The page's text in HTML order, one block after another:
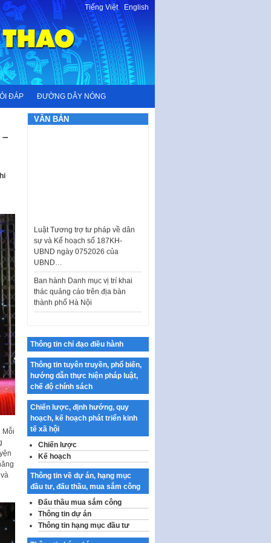
Tiếng Việt-English
ĐÁP ĐƯỜNG DÂY NÓNG
–
Mỗi
VĂN BẢN
UBND ngày 0752026 của
UBND…
Ban hành Danh mục vị trí khai
thác quảng cáo trên địa bàn
thành phố Hà Nội
Kế hoạch Tổ chức Cuộc thi
chính luận về bảo vệ nền tảng tư
Công bố công khai dự toán kinh
phí xây dựng pháp luật, hoàn
thiện thể chế, chính…
Quy định về nghiên cứu, ứng
dụng khoa học, công nghệ, đổi
mới sáng tạo và chuyển…
Quy định chi tiết và hướng dẫn
thi hành một số điều của Luật Lý
lịch tư…
Sửa đổi, bổ sung một số nội
dung tại Nghị quyết số 30/NQ-
CP ngày 24 tháng 02…
Ban hành Chương trình hành
động của Chính phủ thực hiện
Nghị quyết số 02-NQ/TW ngày
17…
Thông tin chỉ đạo điều hành
Thông tin tuyên truyền, phổ biến,
hướng dẫn thực hiện pháp luật,
chế độ chính sách
Chiến lược, định hướng, quy
hoạch, kế hoạch phát triển kinh
tế xã hội
Chiến lược
Kế hoạch
Thông tin về dự án, hạng mục
đầu tư, đấu thầu, mua sắm công
Đấu thầu mua sắm công
Thông tin dự án
Thông tin hạng mục đầu tư